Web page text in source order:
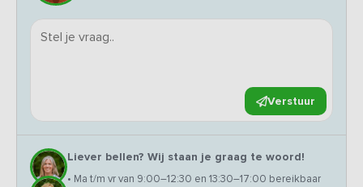
Verstuur
Liever bellen? Wij staan je graag te woord!
• Ma t/m vr van 9:00–12:30 en 13:30–17:00 bereikbaar